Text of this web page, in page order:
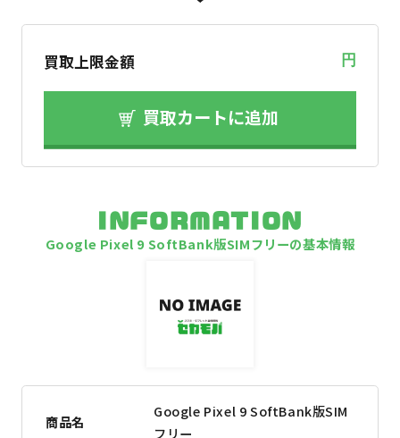
買取上限金額 円
買取カートに追加
INFORMATION
Google Pixel 9 SoftBank版SIMフリーの基本情報
商品名
Google Pixel 9 SoftBank版SIM
フリー